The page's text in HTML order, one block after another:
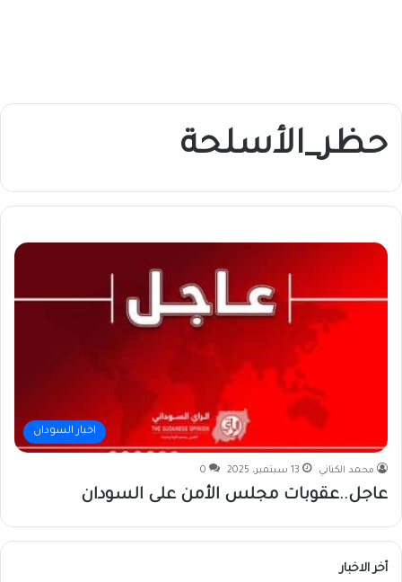
حظر_الأسلحة
اخبار السودان
محمد الكناني 13 سبتمبر، 2025 0
عاجل..عقوبات مجلس الأمن على السودان
أخر الاخبار